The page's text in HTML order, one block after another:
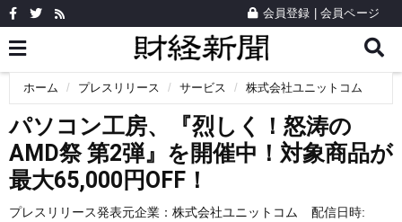
会員登録 会員ページ
ホーム プレスリリース サービス 株式会社ユニットコム
パソコン工房、『烈しく！怒涛の
AMD祭 第2弾』を開催中！対象商品が
最大65,000円OFF！
プレスリリース発表元企業： 株式会社ユニットコム
配信日時: